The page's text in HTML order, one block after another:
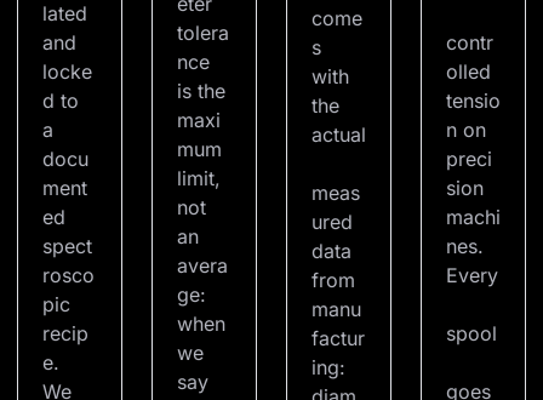
lated
and
locke
d to
a
docu
ment
ed
spect
rosco
pic
recip
e.
We
tolera
nce
is the
maxi
mum
limit,
not
an
avera
ge:
when
we
say
come
s
with
the
actual
meas
ured
data
from
manu
factur
ing:
contr
olled
tensio
n on
preci
sion
machi
nes.
Every
spool
goes